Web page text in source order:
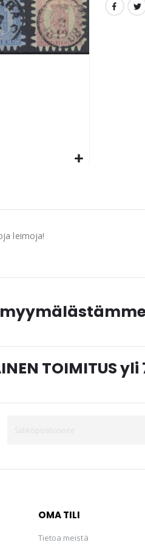
leimoja!
TOIMITUS
OMA TILI
Tietoa meistä